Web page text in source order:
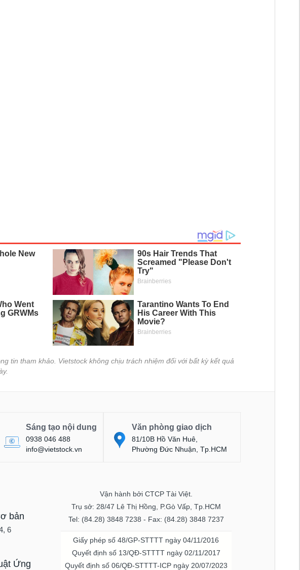
tin tham khảo. Vietstock không chịu trách nhiệm đối với bất kỳ kết quả
Sáng tạo nội dung
0938 046 488
info@vietstock.vn
Văn phòng giao dịch
81/10B Hồ Văn Huê,
Phường Đức Nhuận, Tp.HCM
bản
6
Ứng
Vận hành bởi CTCP Tài Việt.
Trụ sở: 28/47 Lê Thị Hồng, P.Gò Vấp, Tp.HCM
Tel: (84.28) 3848 7238 - Fax: (84.28) 3848 7237
Giấy phép số 48/GP-STTTT ngày 04/11/2016
Quyết định số 13/QĐ-STTTT ngày 02/11/2017
Quyết định số 06/QĐ-STTTT-ICP ngày 20/07/2023